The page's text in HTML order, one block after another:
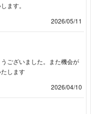
ます。
2026/05/11
ございました。また機会が
します
2026/04/10